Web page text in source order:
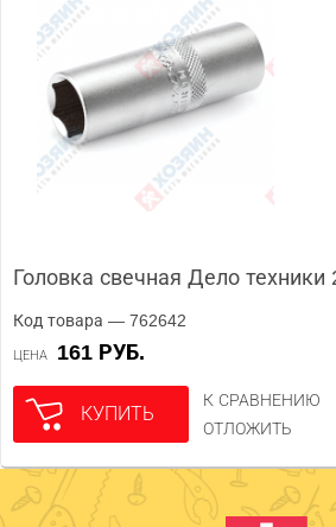
Головка свечная Дело
Код товара — 762642
ЦЕНА 161 РУБ.
КУПИТЬ
К СРАВНЕНИЮ
ОТЛОЖИТЬ